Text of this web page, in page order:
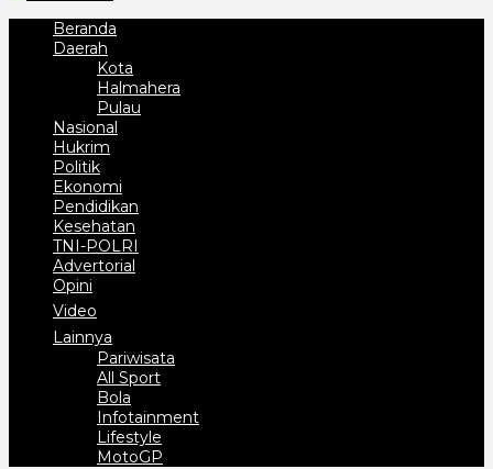
Beranda
Daerah
Kota
Halmahera
Pulau
Nasional
Hukrim
Politik
Ekonomi
Pendidikan
Kesehatan
TNI-POLRI
Advertorial
Opini
Video
Lainnya
Pariwisata
All Sport
Bola
Infotainment
Lifestyle
MotoGP